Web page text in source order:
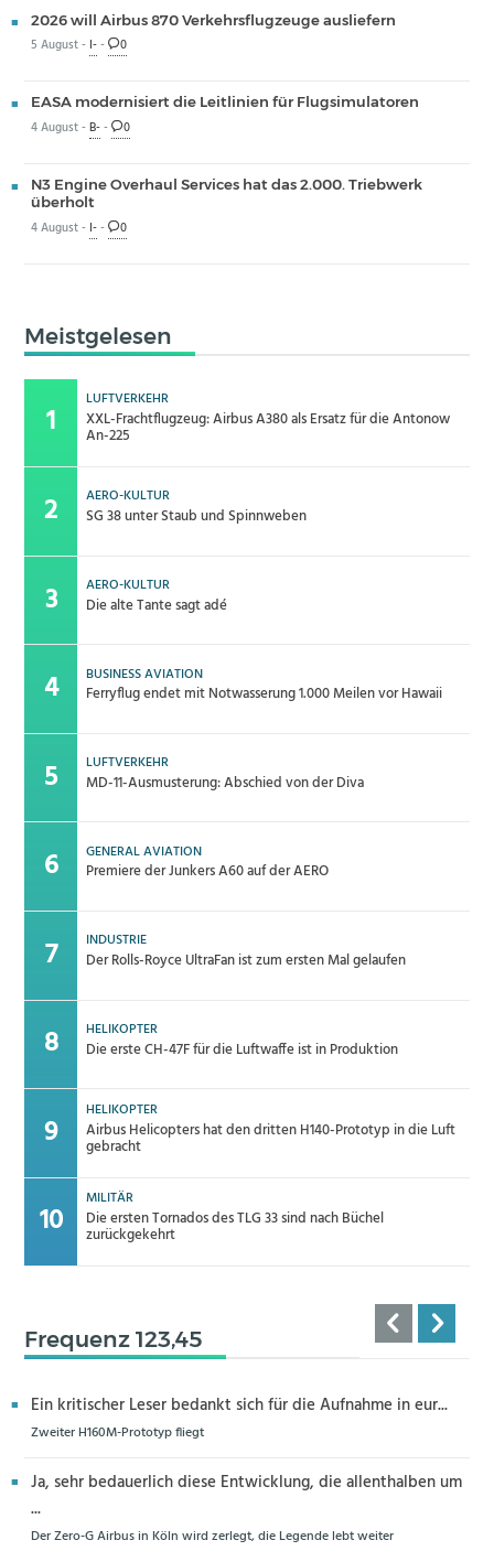
2026 will Airbus 870 Verkehrsflugzeuge ausliefern
5 August - I-- 0
EASA modernisiert die Leitlinien für Flugsimulatoren
4 August -B-- 0
N3 Engine Overhaul Services hat das 2.000. Triebwerk
überholt
4 August - I-- 0
Meistgelesen
LUFTVERKEHR
XXL-Frachtflugzeug: Airbus A380 als Ersatz für die Antonow
An-225
AERO-KULTUR
SG 38 unter Staub und Spinnweben
AERO-KULTUR
Die alte Tante sagt adé
BUSINESS AVIATION
Ferryflug endet mit Notwasserung 1.000 Meilen vor Hawaii
LUFTVERKEHR
MD-11-Ausmusterung: Abschied von der Diva
GENERAL AVIATION
Premiere der Junkers A60 auf der AERO
INDUSTRIE
Der Rolls-Royce UltraFan ist zum ersten Mal gelaufen
HELIKOPTER
Die erste CH-47F für die Luftwaffe ist in Produktion
HELIKOPTER
Airbus Helicopters hat den dritten H140-Prototyp in die Luft
gebracht
MILITÄR
Die ersten Tornados des TLG 33 sind nach Büchel
zurückgekehrt
Frequenz 123,45
Ein kritischer Leser bedankt sich für die Aufnahme in eur...
Zweiter H160M-Prototyp fliegt
Ja, sehr bedauerlich diese Entwicklung, die allenthalben um
...
Der Zero-G Airbus in Köln wird zerlegt, die Legende lebt weiter